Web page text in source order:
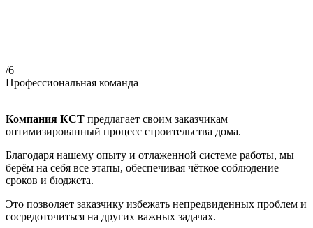
/6
Профессиональная команда
Компания КСТ предлагает своим заказчикам
оптимизированный процесс строительства дома.
Благодаря нашему опыту и отлаженной системе работы, мы
берём на себя все этапы, обеспечивая чёткое соблюдение
сроков и бюджета.
Это позволяет заказчику избежать непредвиденных проблем и
сосредоточиться на других важных задачах.